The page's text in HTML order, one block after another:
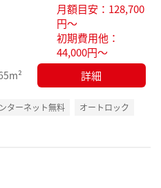
録
月額目安：128,700
円～
初期費用他：
44,000円～
詳細
ターネット無料 オートロック